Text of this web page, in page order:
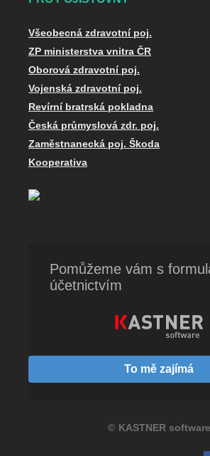
Všeobecná zdravotní poj.
ZP ministerstva vnitra ČR
Oborová zdravotní poj.
Vojenská zdravotní poj.
Revírní bratrská pokladna
Česká průmyslová zdr. poj.
Zaměstnanecká poj. Škoda
Kooperativa
Pomůžeme vám s
účetnictvím
To mě zajímá
© KASTNER software